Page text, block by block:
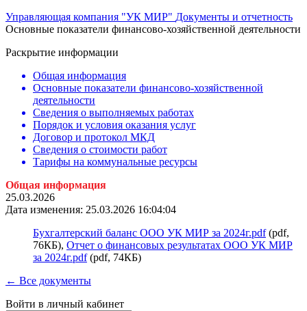
Управляющая компания "УК МИР" Документы и отчетность
Основные показатели финансово-хозяйственной деятельности
Раскрытие информации
Общая информация
Основные показатели финансово-хозяйственной
деятельности
Сведения о выполняемых работах
Порядок и условия оказания услуг
Договор и протокол МКД
Сведения о стоимости работ
Тарифы на коммунальные ресурсы
Общая информация
25.03.2026
Дата изменения: 25.03.2026 16:04:04
Бухгалтерский баланс ООО УК МИР за 2024г.pdf(pdf,
76КБ), Отчет о финансовых результатах ООО УК МИР
за 2024г.pdf(pdf, 74КБ)
← Все документы
Войти в личный кабинет